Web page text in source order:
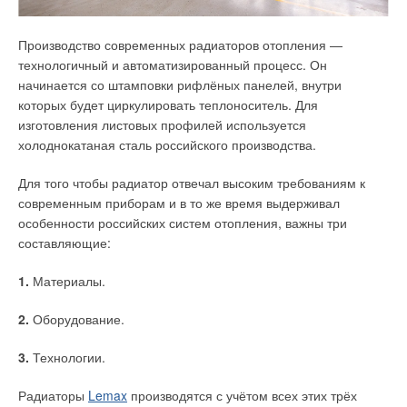
Производство современных радиаторов отопления —
технологичный и автоматизированный процесс. Он
начинается со штамповки рифлёных панелей, внутри
которых будет циркулировать теплоноситель. Для
изготовления листовых профилей используется
холоднокатаная сталь российского производства.
Для того чтобы радиатор отвечал высоким требованиям к
современным приборам и в то же время выдерживал
особенности российских систем отопления, важны три
составляющие:
1. Материалы.
2. Оборудование.
3. Технологии.
Радиаторы Lemax производятся с учётом всех этих трёх
Компания «ДОМАП» подключилась к решению этого вопроса
установить каскадную установку из тепловых насосов
финского производства бренда JAMA («Ямя»).
Коммерческое предложение от «ДОМАП» — с комплексным
решением всех четырёх задач «под ключ» — стоило 12 млн
руб., включая 4 км бурения. Для выполнения этого проекта
требовалась серьёзная подготовка. Здание завода было
построено из современных материалов, и, несмотря на
площадь более 3000 м², суммарные теплопотери
составляли всего 180 кВт, а холода в летний период
имеют глубину 180–250 м и являются единственными в
Рассматриваемое здание
Профиль отопительных нагрузок рассматриваемого здания
холодоснабжение у здания составит следующую величину:
12,73 МВт·ч / 0,95 МВт·ч = 13,38 раз.
Теплоснабжение рассматриваемого жилого здания состоит